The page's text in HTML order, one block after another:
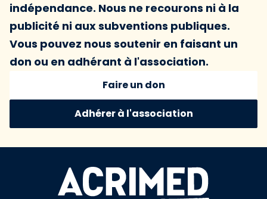
indépendance. Nous ne recourons ni à la
publicité ni aux subventions publiques.
Vous pouvez nous soutenir en faisant un
don ou en adhérant à l'association.
Faire un don
Adhérer à l'association